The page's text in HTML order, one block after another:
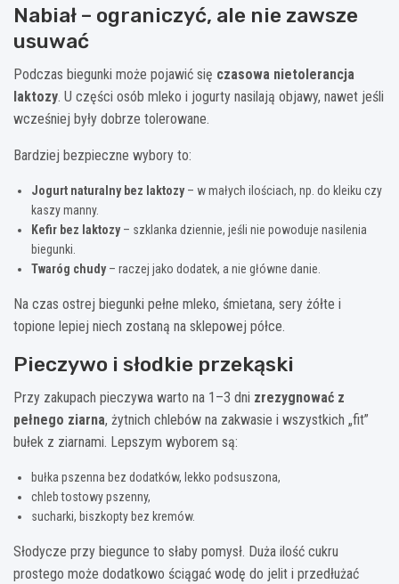
Nabiał – ograniczyć, ale nie zawsze
usuwać
Podczas biegunki może pojawić się czasowa nietolerancja
laktozy. U części osób mleko i jogurty nasilają objawy, nawet jeśli
wcześniej były dobrze tolerowane.
Bardziej bezpieczne wybory to:
Jogurt naturalny bez laktozy– w małych ilościach, np. do kleiku czy
kaszy manny.
Kefir bez laktozy– szklanka dziennie, jeśli nie powoduje nasilenia
biegunki.
Twaróg chudy– raczej jako dodatek, a nie główne danie.
Na czas ostrej biegunki pełne mleko, śmietana, sery żółte i
topione lepiej niech zostaną na sklepowej półce.
Pieczywo i słodkie przekąski
Przy zakupach pieczywa warto na 1–3 dni zrezygnować z
pełnego ziarna, żytnich chlebów na zakwasie i wszystkich „fit”
bułek z ziarnami. Lepszym wyborem są:
bułka pszenna bez dodatków, lekko podsuszona,
chleb tostowy pszenny,
sucharki, biszkopty bez kremów.
Słodycze przy biegunce to słaby pomysł. Duża ilość cukru
prostego może dodatkowo ściągać wodę do jelit i przedłużać